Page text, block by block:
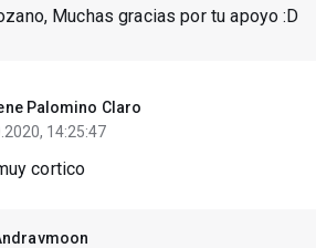
Muchas gracias por tu apoyo :D
Palomino Claro
14:25:47
cortico